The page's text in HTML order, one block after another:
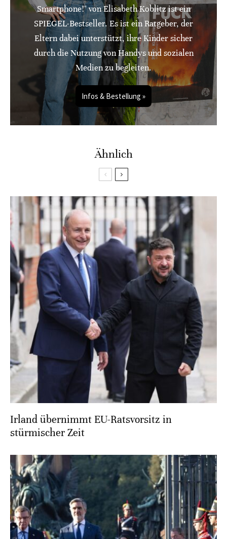
Smartphone!" von Elisabeth Koblitz ist ein
SPIEGEL-Bestseller. Es ist ein Ratgeber, der
Eltern dabei unterstützt, ihre Kinder sicher
durch die Nutzung von Handys und sozialen
Medien zu begleiten.
Infos & Bestellung »
Ähnlich
Irland übernimmt EU-Ratsvorsitz in
stürmischer Zeit